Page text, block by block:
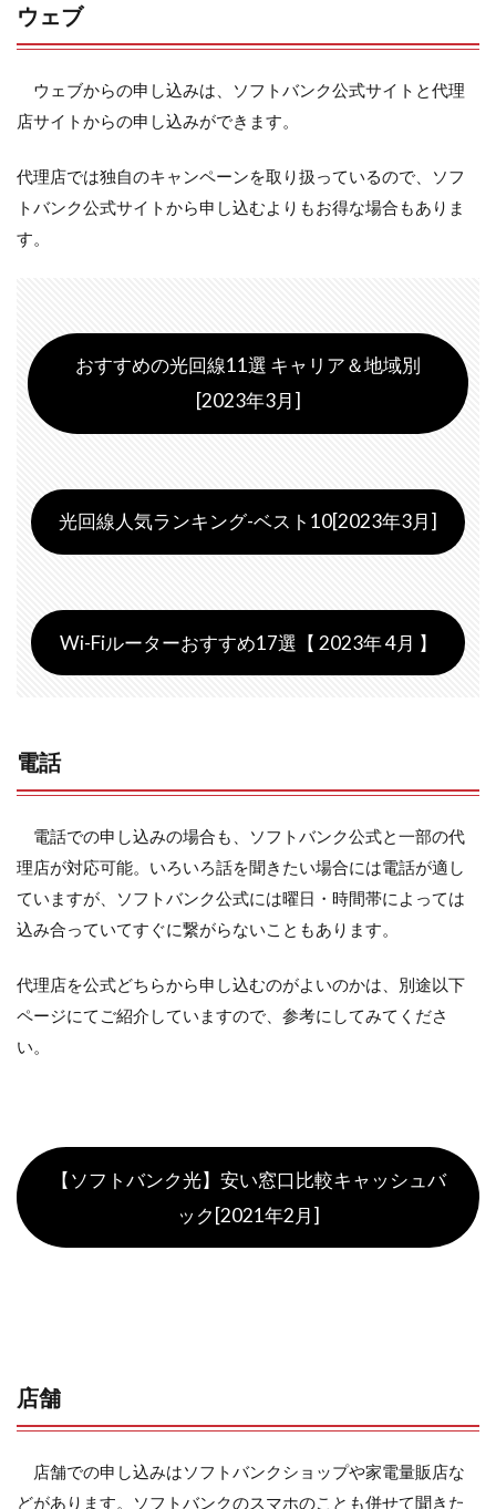
ウェブ
ウェブからの申し込みは、ソフトバンク公式サイトと代理
店サイトからの申し込みができます。
代理店では独自のキャンペーンを取り扱っているので、ソフ
トバンク公式サイトから申し込むよりもお得な場合もありま
す。
おすすめの光回線11選 キャリア＆地域別
[2023年3月]
光回線人気ランキング-ベスト10[2023年3月]
Wi-Fiルーターおすすめ17選【 2023年 4月 】
電話
電話での申し込みの場合も、ソフトバンク公式と一部の代
理店が対応可能。いろいろ話を聞きたい場合には電話が適し
ていますが、ソフトバンク公式には曜日・時間帯によっては
込み合っていてすぐに繋がらないこともあります。
代理店を公式どちらから申し込むのがよいのかは、別途以下
ページにてご紹介していますので、参考にしてみてくださ
い。
【ソフトバンク光】安い窓口比較キャッシュバ
ック[2021年2月]
店舗
店舗での申し込みはソフトバンクショップや家電量販店な
どがあります。ソフトバンクのスマホのことも併せて聞きた